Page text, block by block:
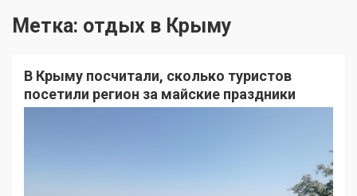
Метка: отдых в Крыму
В Крыму посчитали, сколько туристов
посетили регион за майские праздники